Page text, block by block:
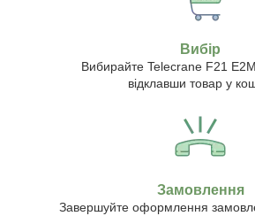
Вибір
Вибирайте Telecrane F21 E2M
відклавши товар у
Замовлення
Завершуйте оформлення